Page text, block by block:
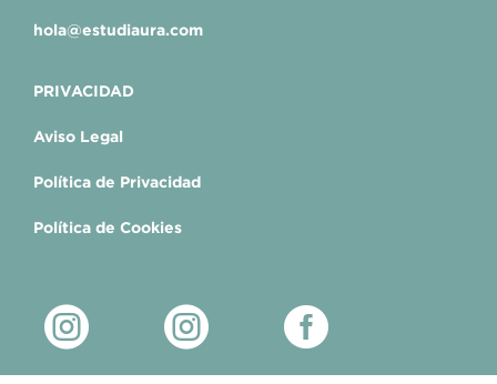
hola@estudiaura.com
PRIVACIDAD
Aviso Legal
Política de Privacidad
Política de Cookies